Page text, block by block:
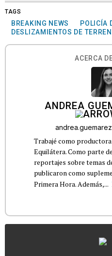
TAGS
BREAKING NEWS POLICÍA
DESLIZAMIENTOS DE
ACERCA
ANDREA
Trabajé como
Equilátera. Como parte
reportajes sobre temas
publicaron como
Primera Hora. Además,...